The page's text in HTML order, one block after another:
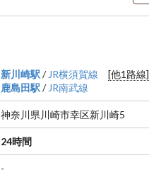
新川崎駅 / JR横須賀線
[他1路線]
鹿島田駅 / JR南武線
神奈川県 川崎市幸区新川崎5
24時間
-